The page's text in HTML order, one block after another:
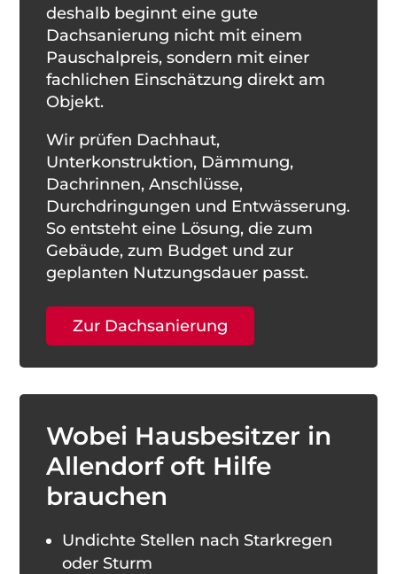
deshalb beginnt eine gute
Dachsanierung nicht mit einem
Pauschalpreis, sondern mit einer
fachlichen Einschätzung direkt am
Objekt.
Wir prüfen Dachhaut,
Unterkonstruktion, Dämmung,
Dachrinnen, Anschlüsse,
Durchdringungen und Entwässerung.
So entsteht eine Lösung, die zum
Gebäude, zum Budget und zur
geplanten Nutzungsdauer passt.
Zur Dachsanierung
Wobei Hausbesitzer in
Allendorf oft Hilfe
brauchen
Undichte Stellen nach Starkregen
oder Sturm